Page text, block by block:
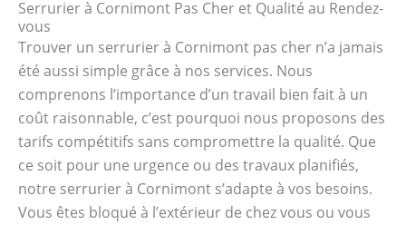
Serrurier à Cornimont Pas Cher et Qualité au Rendez-
vous
Trouver un serrurier à Cornimont pas cher n’a jamais
été aussi simple grâce à nos services. Nous
comprenons l’importance d’un travail bien fait à un
coût raisonnable, c’est pourquoi nous proposons des
tarifs compétitifs sans compromettre la qualité. Que
ce soit pour une urgence ou des travaux planifiés,
notre serrurier à Cornimont s’adapte à vos besoins.
Vous êtes bloqué à l’extérieur de chez vous ou vous